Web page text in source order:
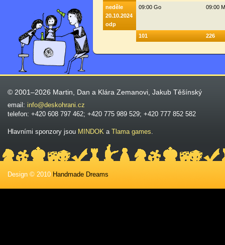
neděle
20.10.2024
odp
09:00 Go 09:00
101 226
© 2001–2026 Martin, Dan a Klára Zemanovi, Jakub Těšínský
email: info@deskohrani.cz
telefon: +420 608 797 462; +420 775 989 529; +420 777 852 582
Hlavními sponzory jsou MINDOK a Tlama games.
Design © 2010 Handmade Dreams